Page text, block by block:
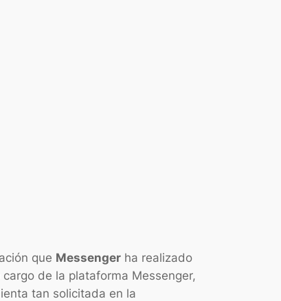
que Messenger ha realizado
de la plataforma Messenger,
tan solicitada en la